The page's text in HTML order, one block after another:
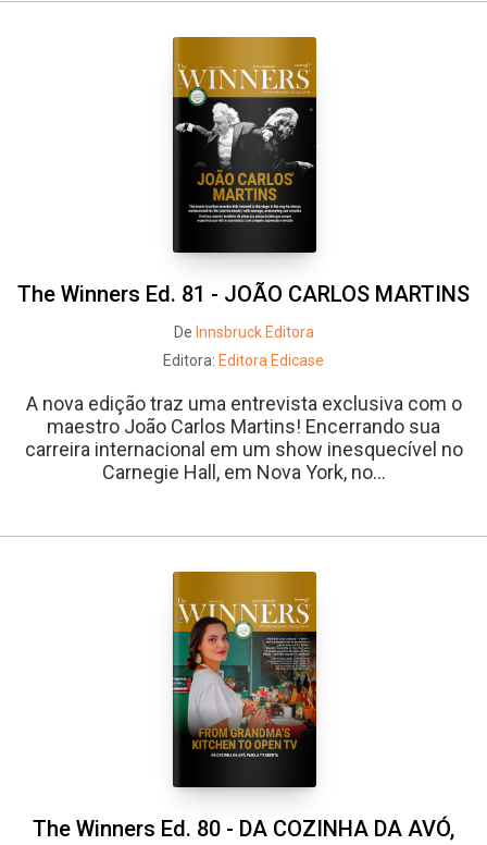
The Winners Ed. 81 - JOÃO CARLOS MARTINS
De Innsbruck Editora
Editora: Editora Edicase
A nova edição traz uma entrevista exclusiva com o
maestro João Carlos Martins! Encerrando sua
carreira internacional em um show inesquecível no
Carnegie Hall, em Nova York, no...
The Winners Ed. 80 - DA COZINHA DA AVÓ,